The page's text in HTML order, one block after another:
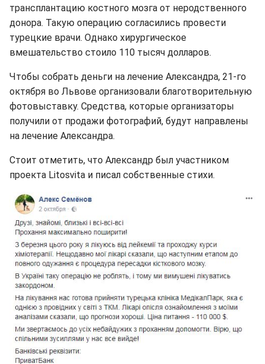
трансплантацию костного мозга от неродственного
донора. Такую операцию согласились провести
турецкие врачи. Однако хирургическое
вмешательство стоило 110 тысяч долларов.
Чтобы собрать деньги на лечение Александра, 21-го
октября во Львове организовали благотворительную
фотовыставку. Средства, которые организаторы
получили от продажи фотографий, будут направлены
на лечение Александра.
Стоит отметить, что Александр был участником
проекта Litosvita и писал собственные стихи.